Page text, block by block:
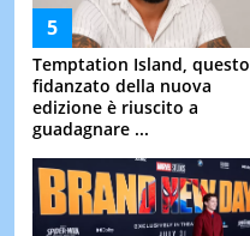
Temptation Island, questo
fidanzato della nuova
edizione è riuscito a
guadagnare ...